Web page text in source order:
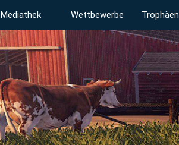
Mediathek Wettbewerbe Trophäen